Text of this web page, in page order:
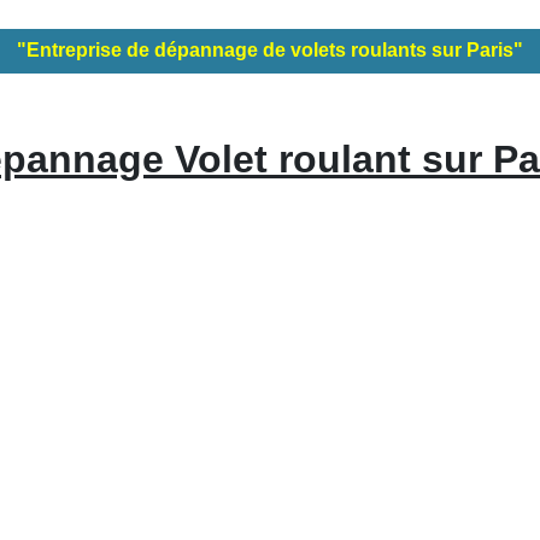
"Entreprise de dépannage de volets roulants sur Paris"
Volet roulant sur